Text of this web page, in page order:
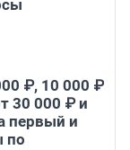
₽, 10 000 ₽
30 000 ₽ и
первый и
по